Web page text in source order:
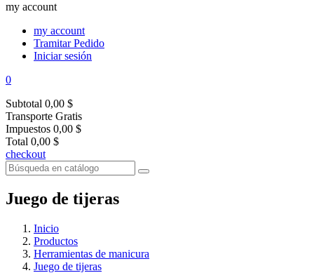
my account
my account
Tramitar Pedido
Iniciar sesión
0
Subtotal 0,00 $
Transporte Gratis
Impuestos 0,00 $
Total 0,00 $
checkout
Juego de tijeras
Inicio
Productos
Herramientas de manicura
Juego de tijeras